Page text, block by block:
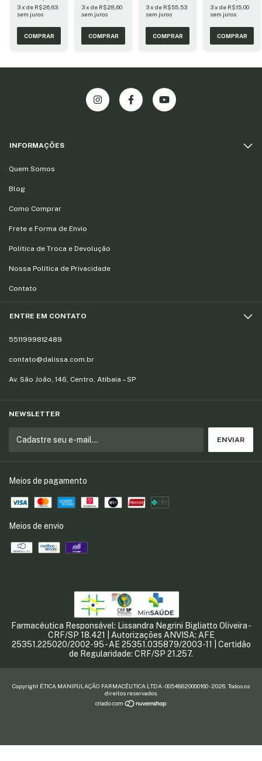
jaborandi e
babosa
3x de R$26,63
sem juros
3x de R$28,60
sem juros
3x de R$55,53
sem juros
Brilho 30ml
3x de R$15,00
sem juros
INFORMAÇÕES
Quem Somos
Blog
Como Comprar
Frete e Forma de Envio
Política de Troca e Devolução
Nossa Política de Privacidade
Contato
ENTRE EM CONTATO
5511999812489
contato@dalissa.com.br
Av. São João, 146, Centro, Atibaia – SP
NEWSLETTER
Meios de pagamento
Meios de envio
Farmacêutica Responsável: Lissandra Negrini Bigliatto Oliveira -
CRF/SP 18.421 | Autorizações ANVISA: AFE
25351.225020/2002-95 - AE 25351.035879/2003-11 | Certidão
de Regularidade: CRF/SP 21.257.
Copyright ÉTICA MANIPULAÇÃO FARMACÊUTICA LTDA - 00548620000160 - 2026. Todos os
direitos reservados.